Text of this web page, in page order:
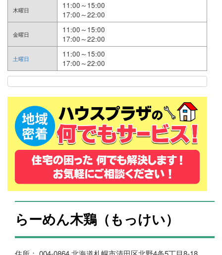
木曜日
11:00～15:00
17:00～22:00
金曜日
11:00～15:00
17:00～22:00
土曜日
11:00～15:00
17:00～22:00
らーめん木鶏（もっけい）